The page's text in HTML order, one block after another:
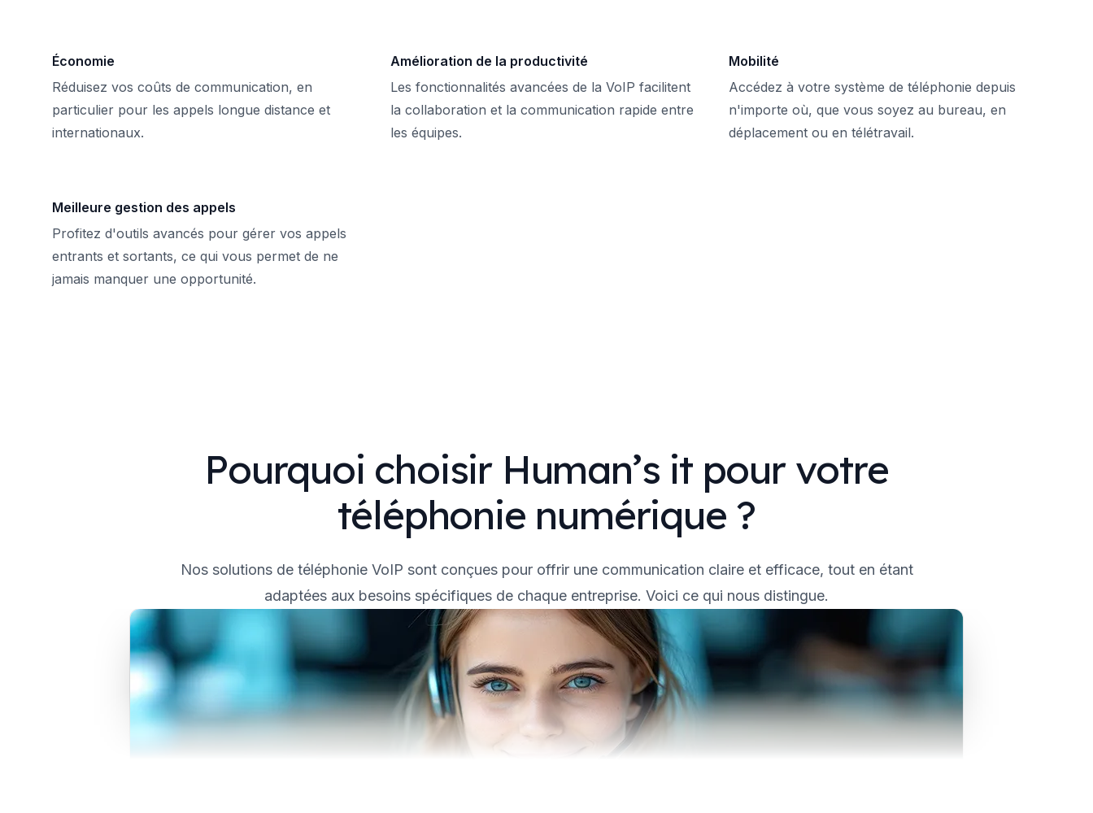
Économie
Réduisez vos coûts de communication, en
particulier pour les appels longue distance et
internationaux.
Amélioration de la productivité
Les fonctionnalités avancées de la VoIP facilitent
la collaboration et la communication rapide entre
les équipes.
Mobilité
Accédez à votre système de téléphonie depuis
n'importe où, que vous soyez au bureau, en
déplacement ou en télétravail.
Meilleure gestion des appels
Profitez d'outils avancés pour gérer vos appels
entrants et sortants, ce qui vous permet de ne
jamais manquer une opportunité.
Pourquoi choisir Human’s it pour votre
téléphonie numérique ?
Nos solutions de téléphonie VoIP sont conçues pour offrir une communication claire et efficace, tout en étant
adaptées aux besoins spécifiques de chaque entreprise. Voici ce qui nous distingue.